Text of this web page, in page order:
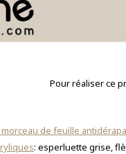
Pour réaliser ce
de feuille
: esperluette grise,